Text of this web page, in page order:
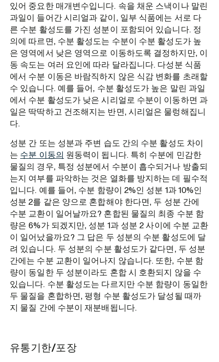
있어 중요한 매개변수입니다. 속을 채운 스낵이나 말린
과일이 들어간 시리얼과 같이, 일부 식품에는 서로 다
른 수분 활성도를 가진 성분이 포함되어 있습니다. 정
의에 따르면, 수분 활성도는 수분이 수분 활성도가 높
은 영역에서 낮은 영역으로 이동하도록 결정하지만, 이
동 속도는 여러 요인에 따라 달라집니다. 다성분 식품
에서 수분 이동은 바람직하지 않은 식감 변화를 초래할
수 있습니다. 예를 들어, 수분 활성도가 높은 말린 과일
에서 수분 활성도가 낮은 시리얼로 수분이 이동하면 과
일은 딱딱하고 건조해지는 반면, 시리얼은 물렁해집니
다.
성분 간 또는 성분과 주변 습도 간의 수분 활성도 차이
는 수분 이동의 원동력이 됩니다. 특히 수분에 민감한
물질의 경우, 특정 성분에서 수분이 흡수되거나 방출되
는지 여부를 파악하는 것은 열화를 방지하는 데 필수적
입니다. 예를 들어, 수분 함량이 2%인 성분 1과 10%인
성분 2를 같은 양으로 혼합해야 한다면, 두 성분 간에
수분 교환이 일어날까요? 혼합된 물질의 최종 수분 함
량은 6%가 되겠지만, 성분 1과 성분 2 사이에 수분 교환
이 일어났을까요? 그 답은 두 성분의 수분 활성도에 달
려 있습니다. 두 성분의 수분 활성도가 같다면, 두 성분
간에는 수분 교환이 일어나지 않습니다. 또한, 수분 함
량이 동일한 두 성분이라도 혼합 시 호환되지 않을 수
있습니다. 수분 활성도는 다르지만 수분 함량이 동일한
두 물질을 혼합하면, 평형 수분 활성도가 달성될 때까
지 물질 간에 수분이 재분배됩니다.
유통기한/포장